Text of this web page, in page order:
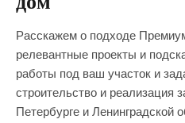
Расскажем о подходе
релевантные проекты и
работы под ваш участок и
строительство и реализация
Петербурге и Ленинградской